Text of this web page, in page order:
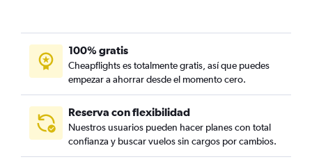
100% gratis
Cheapflights es totalmente gratis, así que puedes
empezar a ahorrar desde el momento cero.
Reserva con flexibilidad
Nuestros usuarios pueden hacer planes con total
confianza y buscar vuelos sin cargos por cambios.